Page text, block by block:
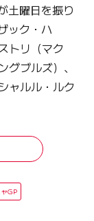
土曜日を振り
ック・ハ
トリ（マク
ブルズ）、
ャルル・ルク
GP